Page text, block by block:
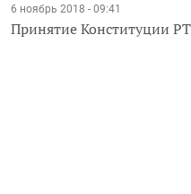
6 ноябрь 2018 - 09:41
Принятие Конституции